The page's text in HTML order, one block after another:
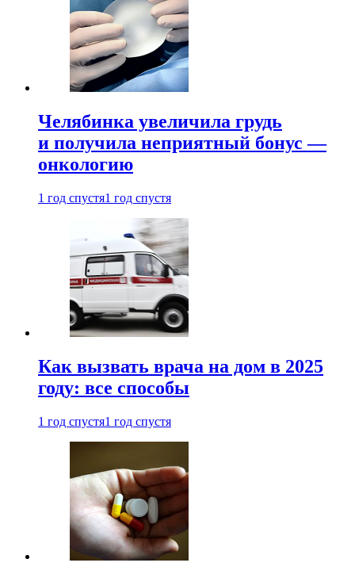
Челябинка увеличила грудь
и получила неприятный бонус —
онкологию
1 год спустя1 год спустя
Как вызвать врача на дом в 2025
году: все способы
1 год спустя1 год спустя